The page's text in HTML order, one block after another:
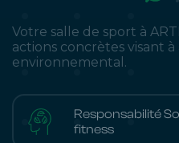
Votre salle de sport à
actions concrètes visant
environnemental.
Responsabilité
fitness